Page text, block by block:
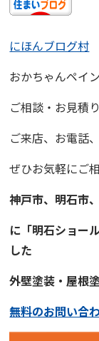
にほんブログ村
おかちゃんペイ
ご相談・お見積
ご来店、お電話
ぜひお気軽にご
神戸市、明石市
に「明石ショー
した
外壁塗装・屋
無料のお問い合